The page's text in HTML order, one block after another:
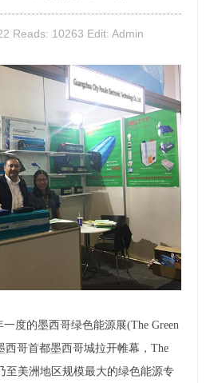
Reads: 10263 Edit: Admin
度的墨西哥绿色能源展(The Green
西哥首都墨西哥城拉开帷幕，The
至美洲地区规模最大的绿色能源专